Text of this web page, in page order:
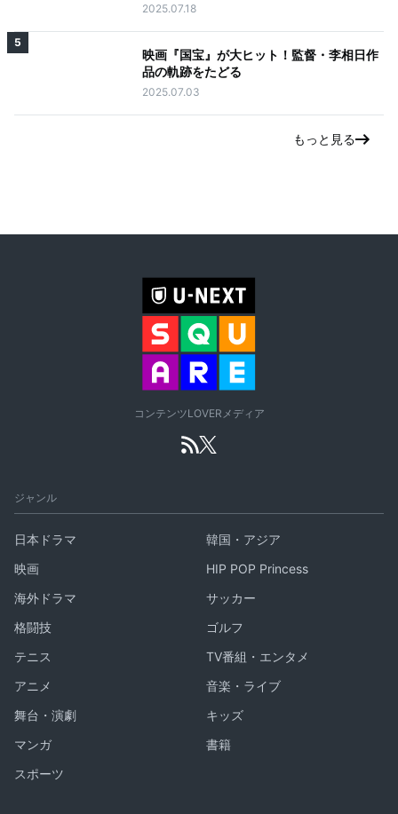
2025.07.18
5
映画『国宝』が大ヒット！監督・李相日作
品の軌跡をたどる
2025.07.03
もっと見る
コンテンツLOVERメディア
ジャンル
日本ドラマ
韓国・アジア
映画
HIP POP Princess
海外ドラマ
サッカー
格闘技
ゴルフ
テニス
TV番組・エンタメ
アニメ
音楽・ライブ
舞台・演劇
キッズ
マンガ
書籍
スポーツ